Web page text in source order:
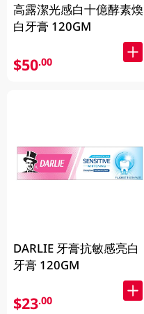
高露潔光感白十億酵素煥
白牙膏 120GM
$50.00
DARLIE 牙膏抗敏感亮白
牙膏 120GM
$23.00